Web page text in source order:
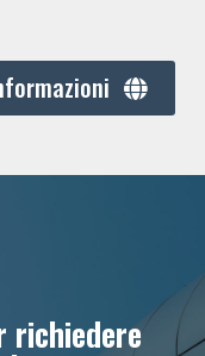
richiedere